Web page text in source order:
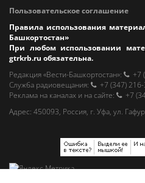
Пользовательское соглашение
Правила использования
Башкортостан»
При любом использовании
gtrkrb.ru обязательна.
Редакция «Вести-Башкортостан»: +7
Cлужба радиовещания: +7 (347)
Реклама на каналах и на сайте: +7
Адрес: 450093, Россия, г. Уфа, ул.